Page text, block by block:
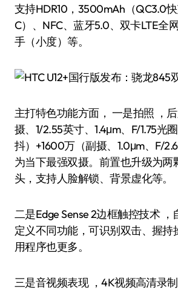
支持HDR10，3500mAh（QC3.0快
C）、NFC、蓝牙5.0、双卡LTE全
手（小度）等。
主打特色功能方面， 一是拍照 ，
摄、1/2.55英寸、1.4μm、F/1.75光
抖）+1600万（副摄、1.0μm、F/
为当下最强双摄。前置也升级为
头，支持人脸解锁、背景虚化等。
二是Edge Sense 2边框触控技术
定义不同功能，可识别双击、握持
用程序也更多。
三是音视频表现 ，4K视频高清录